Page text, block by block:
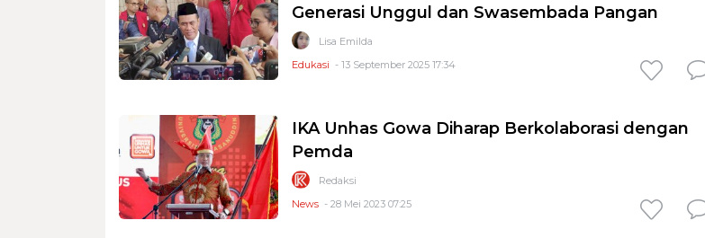
Generasi Unggul dan Swasembada Pangan
Lisa Emilda
Edukasi - 13 September 2025 17:34
IKA Unhas Gowa Diharap Berkolaborasi dengan
Pemda
Redaksi
News - 28 Mei 2023 07:25